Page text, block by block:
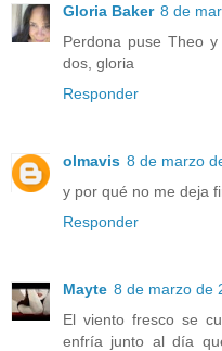
Gloria Baker 8 de
Perdona puse Theo
dos, gloria
Responder
olmavis 8 de marzo
y por qué no me deja
Responder
Mayte 8 de marzo de
El viento fresco se
enfría junto al día